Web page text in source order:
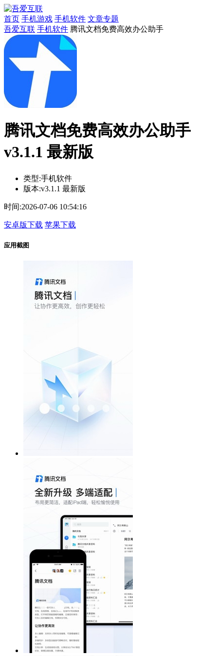
首页 手机游戏 手机软件 文章专题
吾爱互联 手机软件 腾讯文档免费高效办公助手
腾讯文档免费高效办公助手
v3.1.1 最新版
类型:手机软件
版本:v3.1.1 最新版
时间:2026-07-06 10:54:16
安卓版下载 苹果下载
应用截图